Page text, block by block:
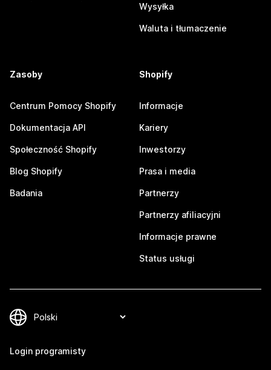
Wysyłka
Waluta i tłumaczenie
Zasoby
Centrum Pomocy Shopify
Dokumentacja API
Społeczność Shopify
Blog Shopify
Badania
Shopify
Informacje
Kariery
Inwestorzy
Prasa i media
Partnerzy
Partnerzy afiliacyjni
Informacje prawne
Status usługi
Login programisty